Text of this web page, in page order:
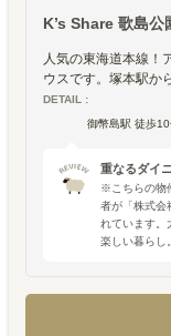
K’s Share 歌島公
人気の東海道本線！
ウスです。塚本駅か
DETAIL :
御幣島駅 徒歩
重なるダイ
※こちらの物
者が「株式会
れています。
楽しい暮らし
ングテーブル
事会だったり